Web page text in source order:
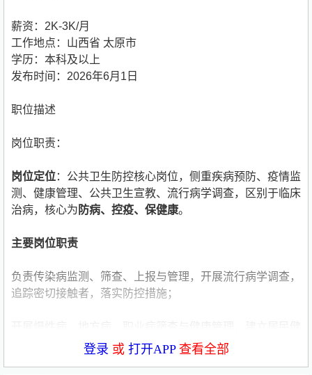
薪资：2K-3K/月
工作地点：山西省 太原市
学历：本科及以上
发布时间：2026年6月1日
职位描述
岗位职责：
岗位定位：公共卫生防控核心岗位，侧重疾病预防、疫情监
测、健康管理、公共卫生宣教、流行病学调查，区别于临床
治病，核心为 防病、控疫、保健康。
主要岗位职责
负责传染病监测、筛查、上报与管理，开展流行病学调查，
追踪密切接触者，落实防控措施；
康档案并动态更新；
登录 或 打开APP查看全部